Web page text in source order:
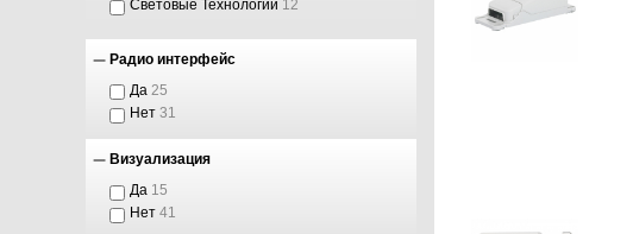
Световые Технологии 12
Радио интерфейс
Да 25
Нет 31
Визуализация
Да 15
Нет 41